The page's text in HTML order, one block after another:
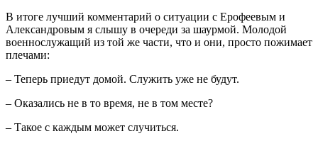
В итоге лучший комментарий о ситуации с Ерофеевым и
Александровым я слышу в очереди за шаурмой. Молодой
военнослужащий из той же части, что и они, просто пожимает
плечами:
– Теперь приедут домой. Служить уже не будут.
– Оказались не в то время, не в том месте?
– Такое с каждым может случиться.